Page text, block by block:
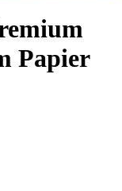
Papier